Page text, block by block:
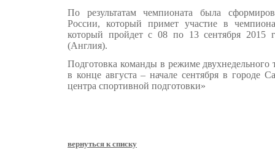
По результатам чемпионата была
России, который примет участие в
который пройдет с 08 по 13 сентября 2015
(Англия).
Подготовка команды в режиме двухнедельного
в конце августа – начале сентября в городе
центра спортивной подготовки»
вернуться к списку